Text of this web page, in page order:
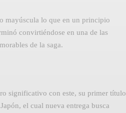
mayúscula lo que en un principio
convirtiéndose en una de las
de la saga.
significativo con este, su primer título
el cual nueva entrega busca